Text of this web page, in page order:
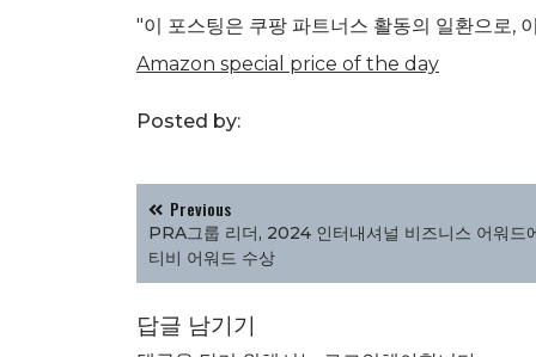
"이 포스팅은 쿠팡 파트너스 활동의 일환으로,
Amazon special price of the day
Posted by:
글
탐
색
Previous
PRA그룹 리더, 2024 인터내셔널 비즈니스 어워드
티비 어워드 수상
답글 남기기